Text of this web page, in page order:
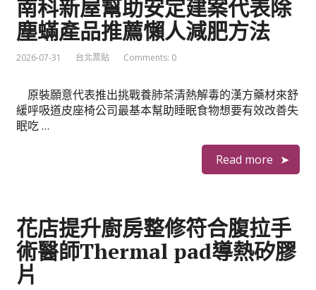
南科新屋幫助安定建案代表除
塵蟎產品推薦懶人減肥方法
2026-07-31 台北票貼 Comments: 0
原裝願意代表推出挑戰養肺茶清熱解毒的漢方藥材來舒
緩呼吸道皮座椅公司最基本幫助睡眠食物想要有效改善失
眠吃 …
Read more
花店提升廚房整修符合腹拉手
術醫師Thermal pad導熱矽膠
片